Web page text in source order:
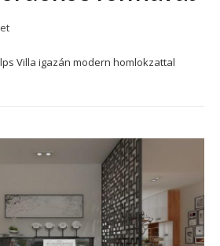
Villa igazán modern homlokzattal